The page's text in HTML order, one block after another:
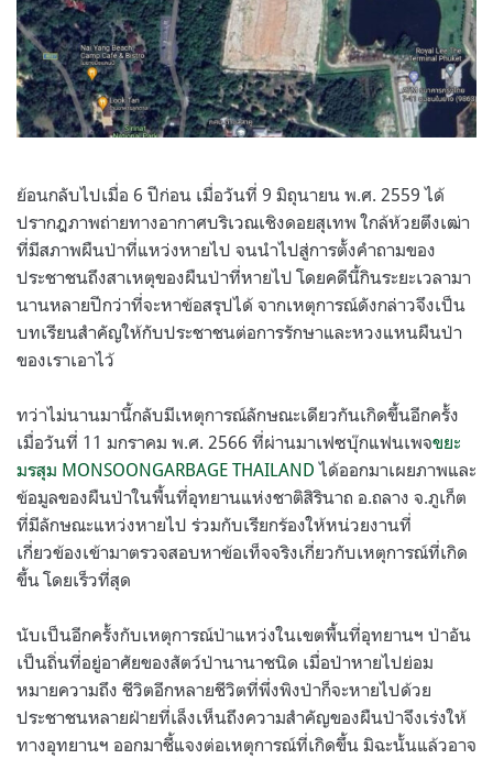
ย้อนกลับไปเมื่อ 6 ปีก่อน เมื่อวันที่ 9 มิถุนายน พ.ศ. 2559 ได้
ปรากฎภาพถ่ายทางอากาศบริเวณเชิงดอยสุเทพ ใกล้ห้วยตึงเฒ่า
ที่มีสภาพผืนป่าที่แหว่งหายไป จนนำไปสู่การตั้งคำถามของ
ประชาชนถึงสาเหตุของผืนป่าที่หายไป โดยคดีนี้กินระยะเวลามา
นานหลายปีกว่าที่จะหาข้อสรุปได้ จากเหตุการณ์ดังกล่าวจึงเป็น
บทเรียนสำคัญให้กับประชาชนต่อการรักษาและหวงแหนผืนป่า
ของเราเอาไว้
ทว่าไม่นานมานี้กลับมีเหตุการณ์ลักษณะเดียวกันเกิดขึ้นอีกครั้ง
เมื่อวันที่ 11 มกราคม พ.ศ. 2566 ที่ผ่านมาเฟซบุ๊กแฟนเพจขยะ
มรสุม MONSOONGARBAGE THAILAND ได้ออกมาเผยภาพและ
ข้อมูลของผืนป่าในพื้นที่อุทยานแห่งชาติสิรินาถ อ.ถลาง จ.ภูเก็ต
ที่มีลักษณะแหว่งหายไป ร่วมกับเรียกร้องให้หน่วยงานที่
เกี่ยวข้องเข้ามาตรวจสอบหาข้อเท็จจริงเกี่ยวกับเหตุการณ์ที่เกิด
ขึ้น โดยเร็วที่สุด
นับเป็นอีกครั้งกับเหตุการณ์ป่าแหว่งในเขตพื้นที่อุทยานฯ ป่าอัน
เป็นถิ่นที่อยู่อาศัยของสัตว์ป่านานาชนิด เมื่อป่าหายไปย่อม
หมายความถึง ชีวิตอีกหลายชีวิตที่พึ่งพิงป่าก็จะหายไปด้วย
ประชาชนหลายฝ่ายที่เล็งเห็นถึงความสำคัญของผืนป่าจึงเร่งให้
ทางอุทยานฯ ออกมาชี้แจงต่อเหตุการณ์ที่เกิดขึ้น มิฉะนั้นแล้วอาจ